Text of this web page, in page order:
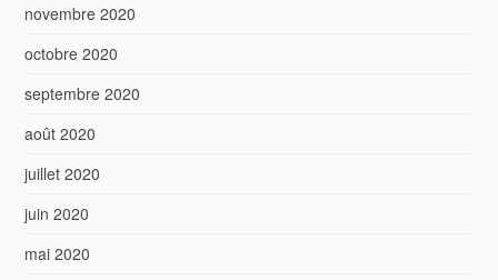
novembre 2020
octobre 2020
septembre 2020
août 2020
juillet 2020
juin 2020
mai 2020